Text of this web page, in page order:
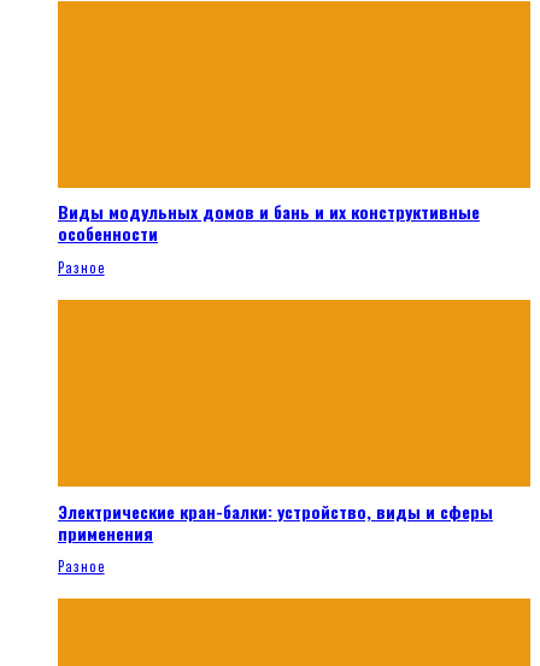
Виды модульных домов и бань и их конструктивные
особенности
Разное
Электрические кран-балки: устройство, виды и сферы
применения
Разное